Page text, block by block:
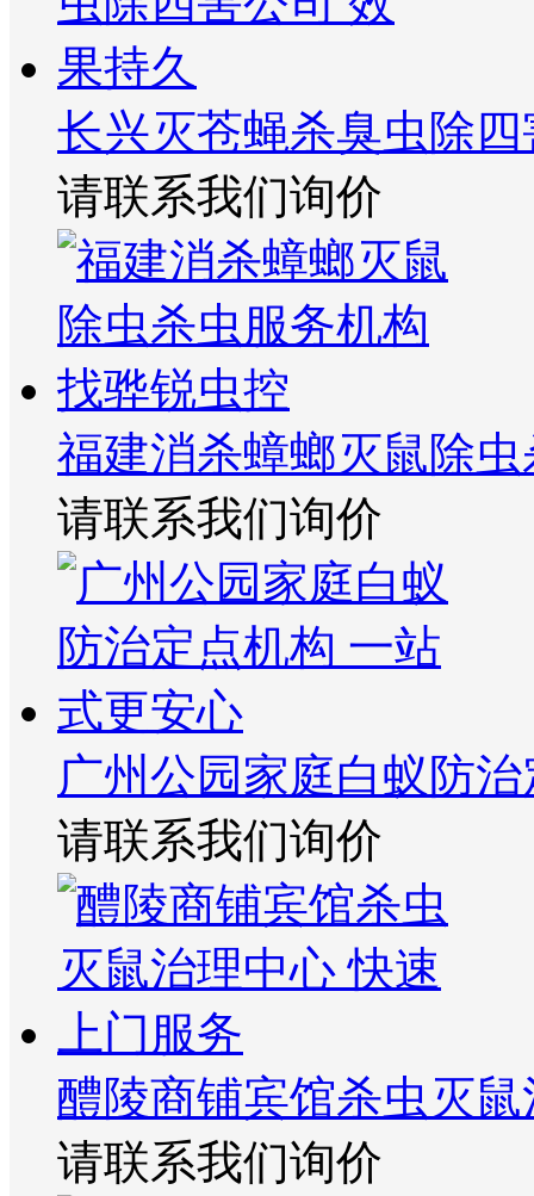
长兴灭苍蝇杀臭虫除
请联系我们询价
福建消杀蟑螂灭鼠除
请联系我们询价
广州公园家庭白蚁防
请联系我们询价
醴陵商铺宾馆杀虫灭
请联系我们询价